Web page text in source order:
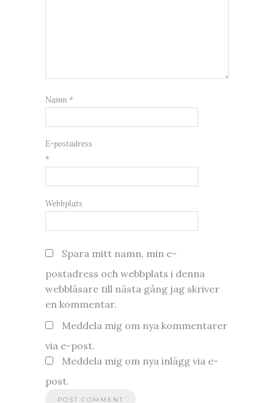
Namn *
E-postadress
*
Webbplats
Spara mitt namn, min e-
postadress och webbplats i denna
webbläsare till nästa gång jag skriver
en kommentar.
Meddela mig om nya kommentarer
via e-post.
Meddela mig om nya inlägg via e-
post.